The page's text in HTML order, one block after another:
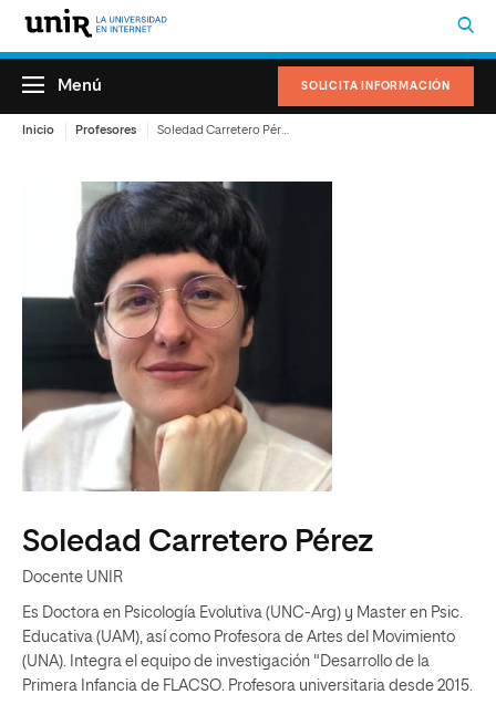
SOLICITA INFORMACIÓN
Menú
Inicio Profesores
Soledad Carretero Pérez
Docente UNIR
Es Doctora en Psicología Evolutiva (UNC-Arg) y Master en Psic.
Educativa (UAM), así como Profesora de Artes del Movimiento
(UNA). Integra el equipo de investigación "Desarrollo de la
Primera Infancia de FLACSO. Profesora universitaria desde 2015.